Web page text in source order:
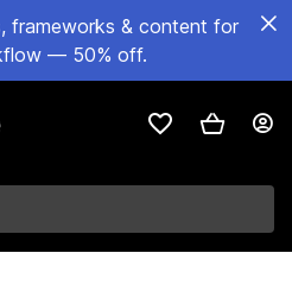
frameworks & content for
— 50% off.